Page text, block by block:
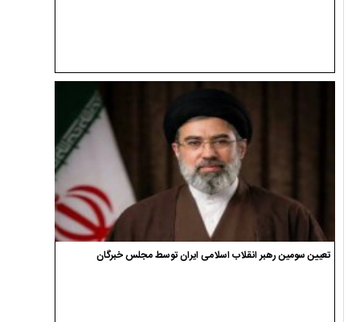
تعیین سومین رهبر انقلاب اسلامی ایران توسط مجلس خبرگان